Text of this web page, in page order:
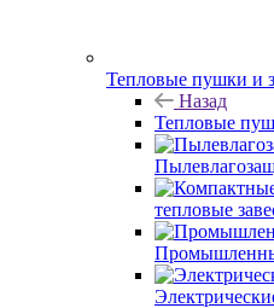
Тепловые пушки и
Назад
Тепловые
тепловые